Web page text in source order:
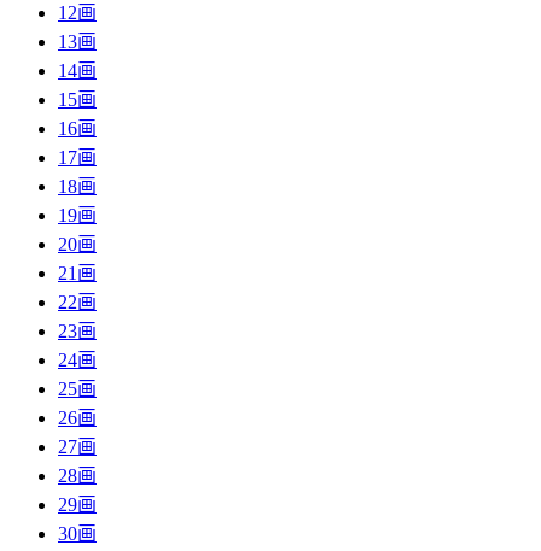
12画
13画
14画
15画
16画
17画
18画
19画
20画
21画
22画
23画
24画
25画
26画
27画
28画
29画
30画